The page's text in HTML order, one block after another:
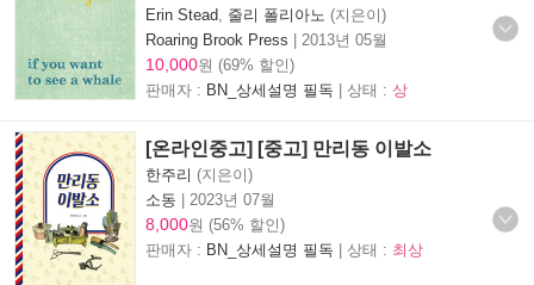
Erin Stead 줄리 폴리아노 (지은이)
Roaring Brook Press | 2013년 05월
10,000원 (69% 할인)
판매자 : BN_상세설명 필독 | 상태 : 상
[온라인중고] [중고] 만리동 이발소
한주리 (지은이)
소동 | 2023년 07월
8,000원 (56% 할인)
판매자 : BN_상세설명 필독 | 상태 : 최상